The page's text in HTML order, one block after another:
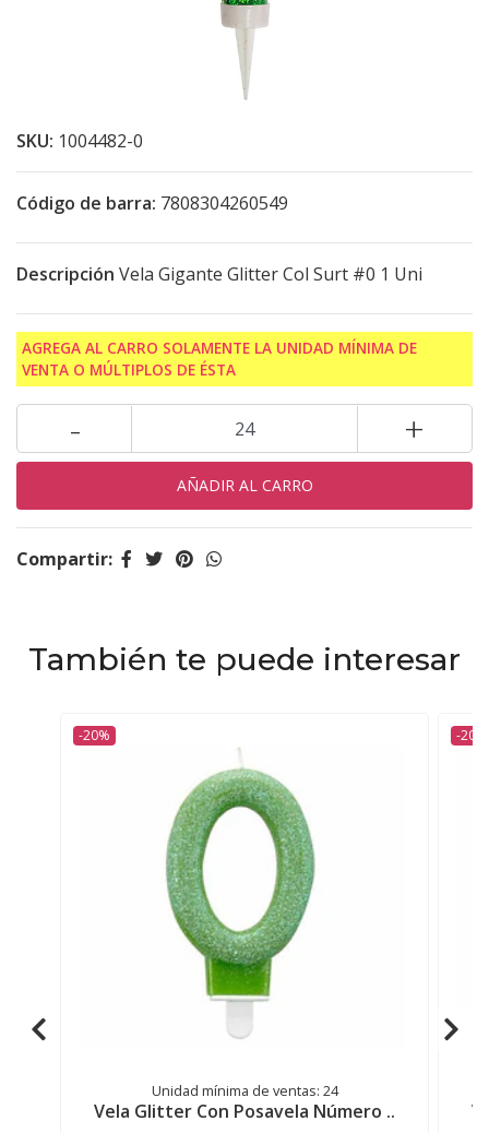
SKU: 1004482-0
Código de barra: 7808304260549
Descripción Vela Gigante Glitter Col Surt #0 1 Uni
AGREGA AL CARRO SOLAMENTE LA UNIDAD MÍNIMA DE
VENTA O MÚLTIPLOS DE ÉSTA
+
-
Compartir:
También te puede interesar
-20%
Unidad mínima de ventas: 24
Vela Glitter Con Posavela Número ..
-20%